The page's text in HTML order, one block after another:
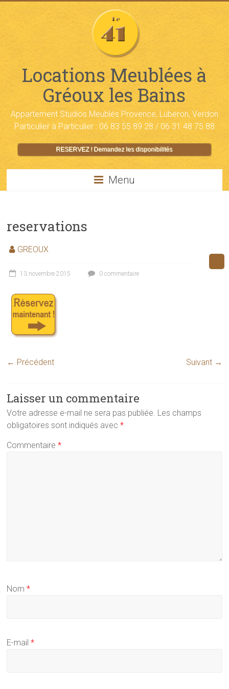
Locations Meublées à
Gréoux les Bains
Appartement Studios Meublés Provence, Luberon, Verdon
Particulier à Particulier : 06 83 55 89 28 / 06 31 48 75 88
RESERVEZ ! Demandez les disponibilités
Menu
reservations
GREOUX
13 novembre 2015 0 commentaire
← Précédent Suivant →
Laisser un commentaire
Votre adresse e-mail ne sera pas publiée. Les champs
obligatoires sont indiqués avec*
Commentaire*
Nom*
E-mail*